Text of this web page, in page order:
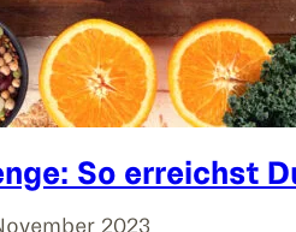
So erreichst
2023